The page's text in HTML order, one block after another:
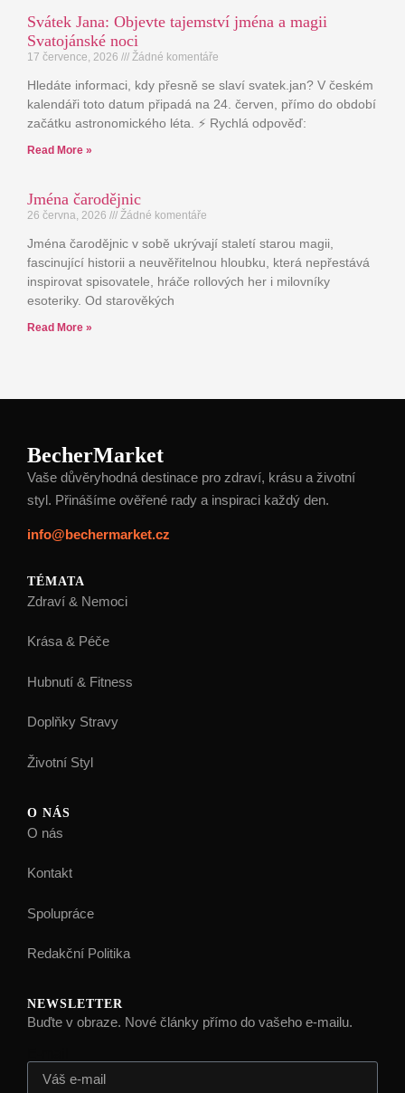
Svátek Jana: Objevte tajemství jména a magii
Svatojánské noci
17 července, 2026 Žádné komentáře
Hledáte informaci, kdy přesně se slaví svatek.jan? V českém
kalendáři toto datum připadá na 24. červen, přímo do období
začátku astronomického léta. ⚡ Rychlá odpověď:
Read More »
Jména čarodějnic
26 června, 2026 Žádné komentáře
Jména čarodějnic v sobě ukrývají staletí starou magii,
fascinující historii a neuvěřitelnou hloubku, která nepřestává
inspirovat spisovatele, hráče rollových her i milovníky
esoteriky. Od starověkých
Read More »
BecherMarket
Vaše důvěryhodná destinace pro zdraví, krásu a životní
styl. Přinášíme ověřené rady a inspiraci každý den.
info@bechermarket.cz
TÉMATA
Zdraví & Nemoci
Krása & Péče
Hubnutí & Fitness
Doplňky Stravy
Životní Styl
O NÁS
O nás
Kontakt
Spolupráce
Redakční Politika
NEWSLETTER
Buďte v obraze. Nové články přímo do vašeho e-mailu.